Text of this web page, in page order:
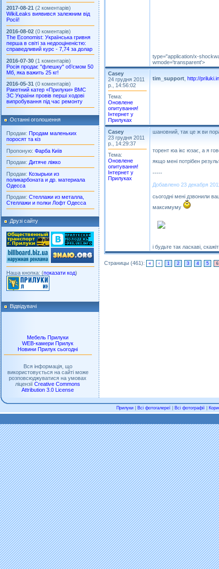
2017-08-21 (2 коментарів)
WikiLeaks виявився залежним від
Росії!
2016-08-02 (0 коментарів)
The Economist: Українська гривня
перша в світі за недооціненістю:
справедливий курс - 7,74 за долар
2016-07-30 (1 коментарів)
Росія продає "флешку" об’ємом 50
Мб, яка важить 25 кг!
2016-05-31 (0 коментарів)
Ракетний катер «Прилуки» ВМС
ЗС України провів перші ходові
випробування під час ремонту
Останні оголошення
Продам: Продам маленьких
поросят та кіз
Пропоную: Фарба Київ
Продам: Дитяче ліжко
Продам: Козырьки из
поликарбоната и др. материала
Одесса
Продам: Стеллажи из металла,
Стеллажи и полки Лофт Одесса
Друзі сайту
Наша кнопка: (показати код)
Відвідувачі
Мебель Прилуки
WEB-камери Прилук
Новини Прилук сьогодні
Вся інформація, що
використовується на сайті може
розповсюджуватися на умовах
ліцензіїCreative Commons
Attribution 3.0 License
type="application/x-
wmode='transparent'>
Casey
24 грудня 2011
р., 14:56:02
Тема:
Оновлене
опитування!
Інтернет у
Прилуках
tim_support http://
Casey
23 грудня 2011
р., 14:29:37
Тема:
Оновлене
опитування!
Інтернет у
Прилуках
шановний, так це ж ви
торент юа ікс юзає, а я
якщо мені потрібен
-----
Добавлено 23 декабря
сьогодні мені дзвонили
максимуму
і будьте так ласкаві,
Страницы (461): « ‹ 1 2 3 4 5 6
Прилуки Всі фотогалереї Всі фотографії